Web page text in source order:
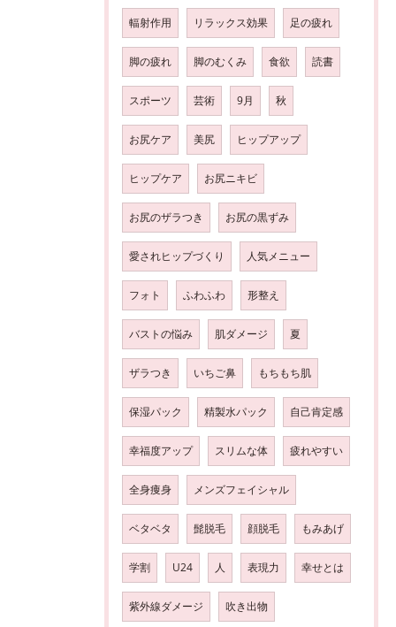
輻射作用 リラックス効果 足の疲れ
脚の疲れ 脚のむくみ 食欲 読書
スポーツ 芸術 9月 秋
お尻ケア 美尻 ヒップアップ
ヒップケア お尻ニキビ
お尻のザラつき お尻の黒ずみ
愛されヒップづくり 人気メニュー
フォト ふわふわ 形整え
バストの悩み 肌ダメージ 夏
ザラつき いちご鼻 もちもち肌
保湿パック 精製水パック 自己肯定感
幸福度アップ スリムな体 疲れやすい
全身痩身 メンズフェイシャル
ベタベタ 髭脱毛 顔脱毛 もみあげ
学割 U24 人 表現力 幸せとは
紫外線ダメージ 吹き出物